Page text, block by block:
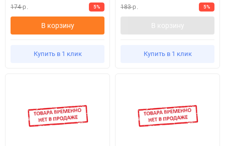
174р. 5%
В корзину
Купить в 1 клик
183р. 5%
В корзину
Купить в 1 клик